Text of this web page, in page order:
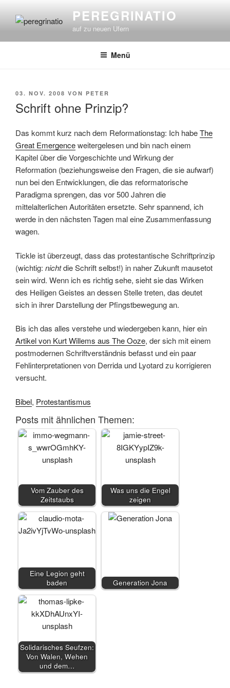
Inhalt
PEREGRINATIO
auf zu neuen Ufern
Menü
VERÖFFENTLICHT
03. NOV. 2008 VON PETER
Schrift ohne Prinzip?
Das kommt kurz nach dem Reformationstag: Ich habeThe
Great Emergenceweitergelesen und bin nach einem
Kapitel über die Vorgeschichte und Wirkung der
Reformation (beziehungsweise den Fragen, die sie aufwarf)
nun bei den Entwicklungen, die das reformatorische
Paradigma sprengen, das vor 500 Jahren die
mittelalterlichen Autoritäten ersetzte. Sehr spannend, ich
werde in den nächsten Tagen mal eine Zusammenfassung
wagen.
Tickle ist überzeugt, dass das protestantische Schriftprinzip
(wichtig: nichtdie Schrift selbst!) in naher Zukunft mausetot
sein wird. Wenn ich es richtig sehe, sieht sie das Wirken
des Heiligen Geistes an dessen Stelle treten, das deutet
sich in ihrer Darstellung der Pfingstbewegung an.
Bis ich das alles verstehe und wiedergeben kann, hier ein
Artikel von Kurt Willems aus The Ooze, der sich mit einem
postmodernen Schriftverständnis befasst und ein paar
Fehlinterpretationen von Derrida und Lyotard zu korrigieren
versucht.
Bibel, Protestantismus
Posts mit ähnlichen Themen:
Vom Zauber des
Zeitstaubs
Was uns die Engel
zeigen
Eine Legion geht
baden
Generation Jona
Solidarisches Seufzen:
Von Walen, Wehen
und dem…